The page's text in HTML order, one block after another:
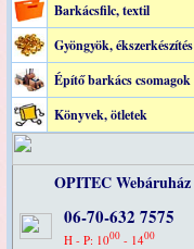
Barkácsfilc, textil
Gyöngyök, ékszerkészítés
Építő barkács csomagok
Könyvek, ötletek
OPITEC Webáruház
06-70-632 7575
H - P: 1000- 1400